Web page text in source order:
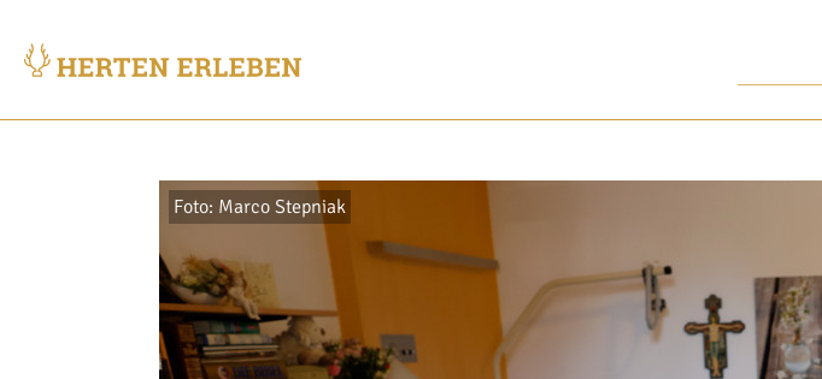
Foto: Marco Stepniak